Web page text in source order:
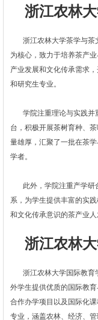
浙江农林大
浙江农林大学茶学与茶
为核心，致力于培养茶产
产业发展和文化传承需求
和研究生专业。
学院注重理论与实践并
台，积极开展茶树育种、
量雄厚，汇聚了一批在茶
学者。
此外，学院注重产学研
系，为学生提供丰富的实
和文化传承意识的茶产业
浙江农林大
浙江农林大学国际教育
外学生提供优质的国际教
合作办学项目以及国际化
专业，涵盖农林、经济、管